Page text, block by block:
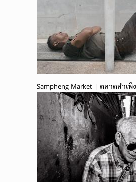
Sampheng Market | ตลาดสำเพ็ง